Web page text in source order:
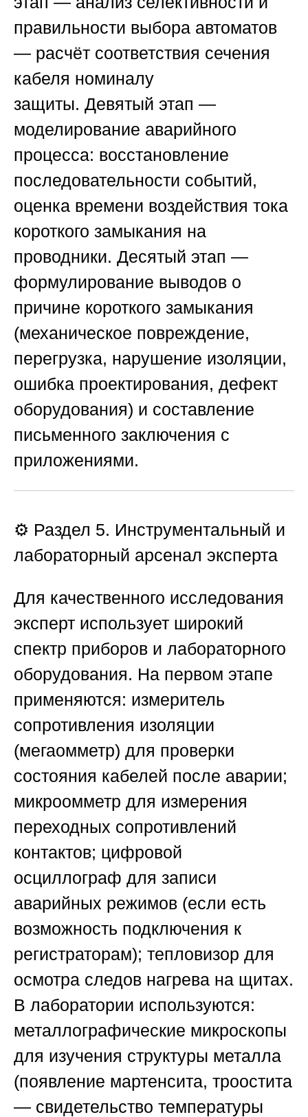
правильности выбора автоматов
— расчёт соответствия сечения
кабеля номиналу
защиты. Девятый этап —
моделирование аварийного
процесса: восстановление
последовательности событий,
оценка времени воздействия тока
короткого замыкания на
проводники. Десятый этап —
формулирование выводов о
причине короткого замыкания
(механическое повреждение,
перегрузка, нарушение изоляции,
ошибка проектирования, дефект
оборудования) и составление
письменного заключения с
приложениями.
⚙️ Раздел 5. Инструментальный и
лабораторный арсенал эксперта
Для качественного исследования
эксперт использует широкий
спектр приборов и лабораторного
оборудования. На первом этапе
применяются: измеритель
сопротивления изоляции
(мегаомметр) для проверки
состояния кабелей после аварии;
микроомметр для измерения
переходных сопротивлений
контактов; цифровой
осциллограф для записи
аварийных режимов (если есть
возможность подключения к
регистраторам); тепловизор для
осмотра следов нагрева на щитах.
В лаборатории используются:
металлографические микроскопы
для изучения структуры металла
(появление мартенсита, троостита
— свидетельство температуры